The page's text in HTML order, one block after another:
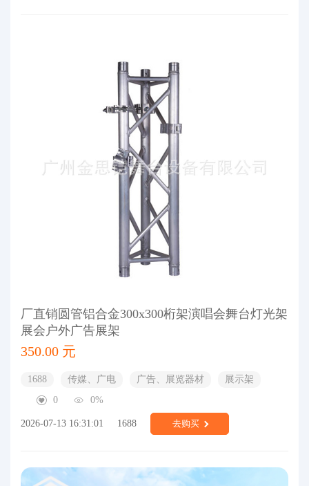
厂直销圆管铝合金300x300桁架演唱会舞台灯光架
展会户外广告展架
350.00 元
1688 传媒、广电 广告、展览器材
展示架
0
0%
2026-07-13 16:31:01 1688 去购买